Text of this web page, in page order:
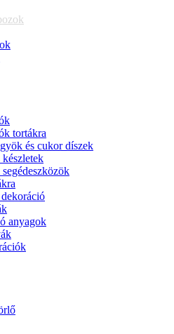
tortákra
és cukor díszek
anyagok